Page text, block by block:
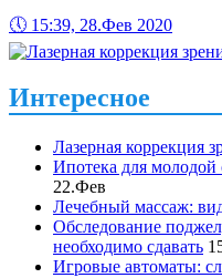
🕔 15:39, 28.Фев 2020
Интересное
Лазерная коррекция
Ипотека для
22.Фев
Лечебный массаж:
Обследование
необходимо сдавать
Игровые автоматы: